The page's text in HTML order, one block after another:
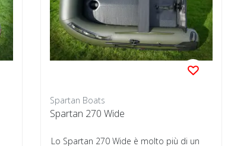
Spartan Boats
Spartan 270 Wide
Lo Spartan 270 Wide è molto più di un